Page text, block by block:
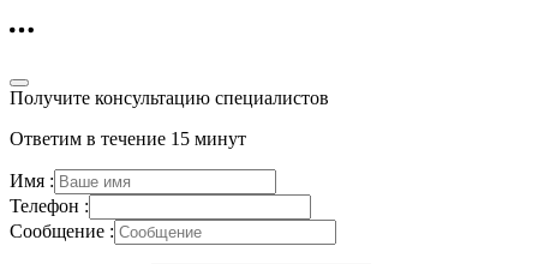
Получите консультацию специалистов
Ответим в течение 15 минут
Имя :
Телефон :
Сообщение :